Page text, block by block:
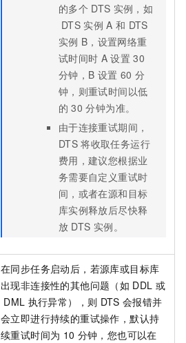
的多个 DTS 实例，如
DTS 实例 A 和 DTS
实例 B，设置网络重
试时间时 A 设置 30
分钟，B 设置 60 分
钟，则重试时间以低
的 30 分钟为准。
由于连接重试期间，
DTS 将收取任务运行
费用，建议您根据业
务需要自定义重试时
间，或者在源和目标
库实例释放后尽快释
放 DTS 实例。
在同步任务启动后，若源库或目标库
出现非连接性的其他问题（如 DDL 或
DML 执行异常），则 DTS 会报错并
会立即进行持续的重试操作，默认持
续重试时间为 10 分钟，您也可以在